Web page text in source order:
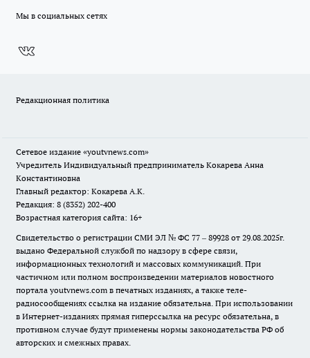
Мы в социальных сетях
Редакционная политика
Сетевое издание «youtvnews.com»
Учредитель Индивидуальный предприниматель Кокарева Анна
Константиновна
Главный редактор: Кокарева А.К.
Редакция: 8 (8352) 202-400
Возрастная категория сайта: 16+
Свидетельство о регистрации СМИ ЭЛ № ФС 77 – 89928 от 29.08.2025г.
выдано Федеральной службой по надзору в сфере связи,
информационных технологий и массовых коммуникаций. При
частичном или полном воспроизведении материалов новостного
портала youtvnews.com в печатных изданиях, а также теле-
радиосообщениях ссылка на издание обязательна. При использовании
в Интернет-изданиях прямая гиперссылка на ресурс обязательна, в
противном случае будут применены нормы законодательства РФ об
авторских и смежных правах.